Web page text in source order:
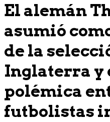
El alemán
asumió
de la
Inglaterra y
polémica
futbolistas